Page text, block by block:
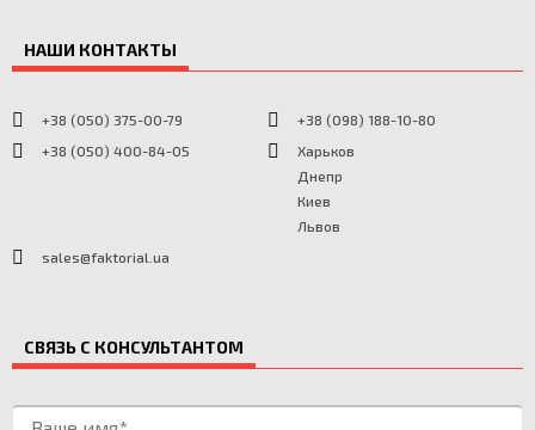
НАШИ КОНТАКТЫ
+38 (050) 375-00-79
+38 (098) 188-10-80
+38 (050) 400-84-05
Харьков
Днепр
Киев
Львов
sales@faktorial.ua
СВЯЗЬ С КОНСУЛЬТАНТОМ